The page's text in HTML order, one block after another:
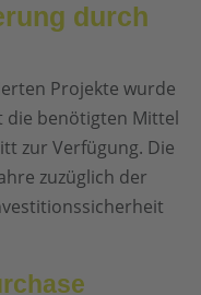
durch
Projekte wurde
die benötigten Mittel
zur Verfügung. Die
zuzüglich der